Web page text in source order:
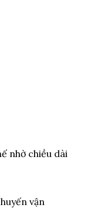
nhờ chiều dài
vận